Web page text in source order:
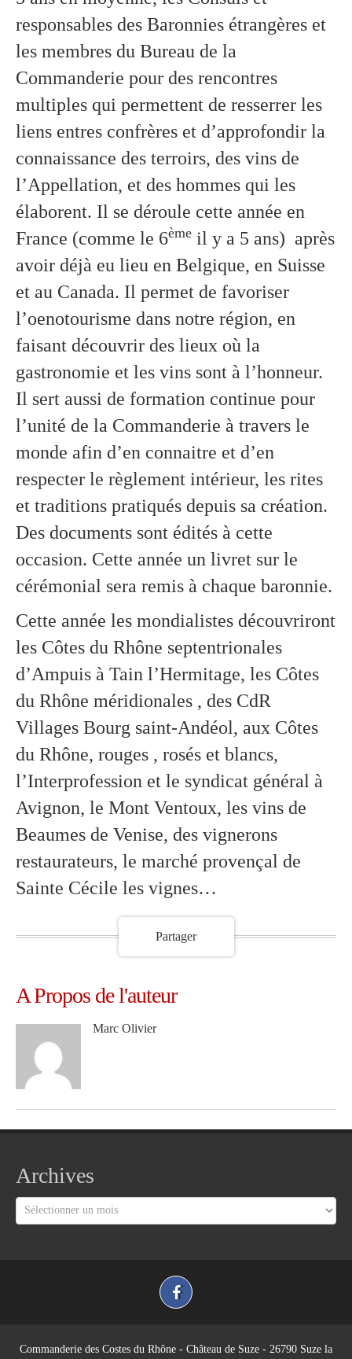
responsables des Baronnies étrangères et
les membres du Bureau de la
Commanderie pour des rencontres
multiples qui permettent de resserrer les
liens entres confrères et d’approfondir la
connaissance des terroirs, des vins de
l’Appellation, et des hommes qui les
élaborent. Il se déroule cette année en
France (comme le 6ème il y a 5 ans) après
avoir déjà eu lieu en Belgique, en Suisse
et au Canada. Il permet de favoriser
l’oenotourisme dans notre région, en
faisant découvrir des lieux où la
gastronomie et les vins sont à l’honneur.
Il sert aussi de formation continue pour
l’unité de la Commanderie à travers le
monde afin d’en connaitre et d’en
respecter le règlement intérieur, les rites
et traditions pratiqués depuis sa création.
Des documents sont édités à cette
occasion. Cette année un livret sur le
cérémonial sera remis à chaque baronnie.
Cette année les mondialistes découvriront
les Côtes du Rhône septentrionales
d’Ampuis à Tain l’Hermitage, les Côtes
du Rhône méridionales , des CdR
Villages Bourg saint-Andéol, aux Côtes
du Rhône, rouges , rosés et blancs,
l’Interprofession et le syndicat général à
Avignon, le Mont Ventoux, les vins de
Beaumes de Venise, des vignerons
restaurateurs, le marché provençal de
Sainte Cécile les vignes…
Partager
A Propos de l'auteur
Marc Olivier
Archives
Archives
Commanderie des Costes du Rhône - Château de Suze - 26790 Suze la